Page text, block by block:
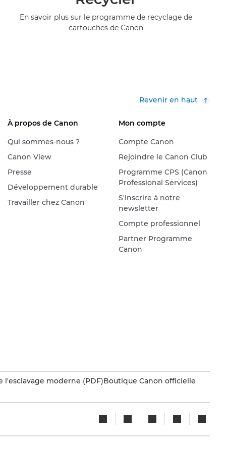
En savoir plus sur le programme de recyclage de
cartouches de Canon
Revenir en haut
À propos de Canon
Qui sommes-nous ?
Canon View
Presse
Développement durable
Travailler chez Canon
Mon compte
Compte Canon
Rejoindre le Canon Club
Programme CPS (Canon
Professional Services)
S'inscrire à notre
newsletter
Compte professionnel
Partner Programme
Canon
l'esclavage moderne (PDF)Boutique Canon officielle